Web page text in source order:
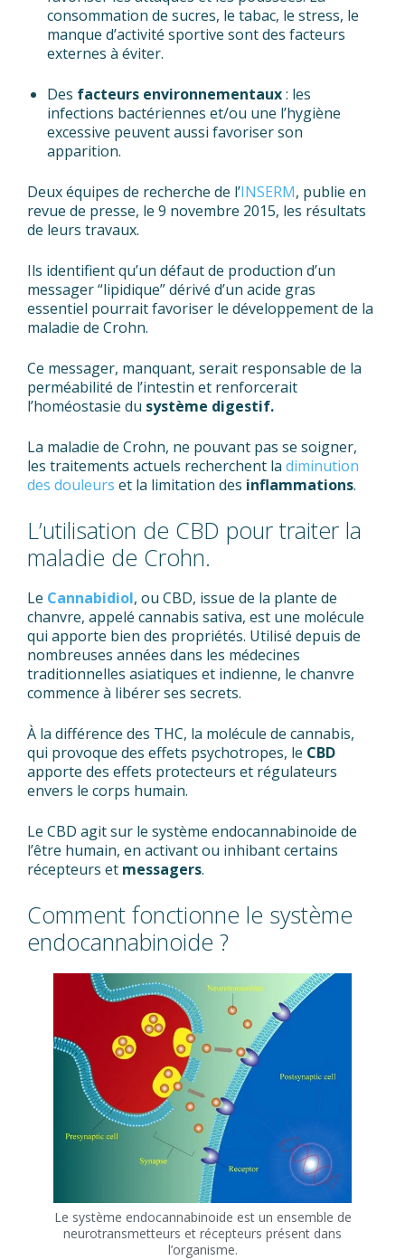
consommation de sucres, le tabac, le stress, le
manque d’activité sportive sont des facteurs
externes à éviter.
Des facteurs environnementaux: les
infections bactériennes et/ou une l’hygiène
excessive peuvent aussi favoriser son
apparition.
Deux équipes de recherche de l’INSERM, publie en
revue de presse, le 9 novembre 2015, les résultats
de leurs travaux.
Ils identifient qu’un défaut de production d’un
messager “lipidique” dérivé d’un acide gras
essentiel pourrait favoriser le développement de la
maladie de Crohn.
Ce messager, manquant, serait responsable de la
perméabilité de l’intestin et renforcerait
l’homéostasie du système digestif.
La maladie de Crohn, ne pouvant pas se soigner,
les traitements actuels recherchent la diminution
des douleurs et la limitation des inflammations.
L’utilisation de CBD pour traiter la
maladie de Crohn.
Le Cannabidiol, ou CBD, issue de la plante de
chanvre, appelé cannabis sativa, est une molécule
qui apporte bien des propriétés. Utilisé depuis de
nombreuses années dans les médecines
traditionnelles asiatiques et indienne, le chanvre
commence à libérer ses secrets.
À la différence des THC, la molécule de cannabis,
qui provoque des effets psychotropes, le CBD
apporte des effets protecteurs et régulateurs
envers le corps humain.
Le CBD agit sur le système endocannabinoide de
l’être humain, en activant ou inhibant certains
récepteurs et messagers.
Comment fonctionne le système
endocannabinoide ?
Le système endocannabinoide est un ensemble de
neurotransmetteurs et récepteurs présent dans
l’organisme.